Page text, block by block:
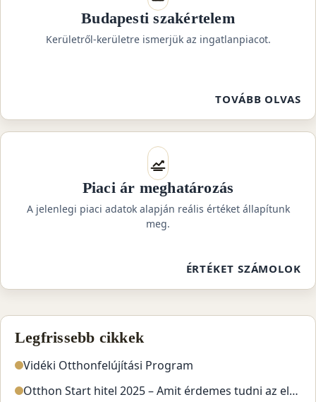
KISZÁMOLOM
Budapesti szakértelem
Kerületről-kerületre ismerjük az ingatlanpiacot.
TOVÁBB OLVAS
Piaci ár meghatározás
A jelenlegi piaci adatok alapján reális értéket állapítunk
meg.
ÉRTÉKET SZÁMOLOK
Kiemelt blog és szolgáltatás blokkok
Legfrissebb cikkek
Vidéki Otthonfelújítási Program
Otthon Start hitel 2025 – Amit érdemes tudni az első lakás megvásárlása előtt